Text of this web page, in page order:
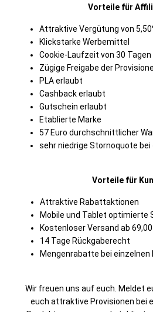
Vorteile für
Attraktive Vergütung von
Klickstarke Werbemittel
Cookie-Laufzeit von 30 Tagen
Zügige Freigabe der
PLA erlaubt
Cashback erlaubt
Gutschein erlaubt
Etablierte Marke
57 Euro durchschnittlicher
sehr niedrige Stornoquote bei
Vorteile für
Attraktive Rabattaktionen
Mobile und Tablet optimierte
Kostenloser Versand ab
14 Tage Rückgaberecht
Mengenrabatte bei einzelnen
Wir freuen uns auf euch. Meldet
euch attraktive Provisionen bei